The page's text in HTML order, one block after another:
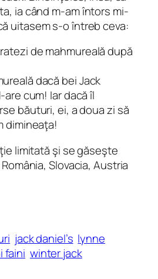
ia când m-am întors mi-
uitasem s-o întreb ceva:
de mahmureală după
dacă bei Jack
are cum! Iar dacă îl
băuturi, ei, a doua zi să
dimineaţa!
limitată şi se găseşte
Slovacia, Austria
jack daniel’s lynne
faini winter jack